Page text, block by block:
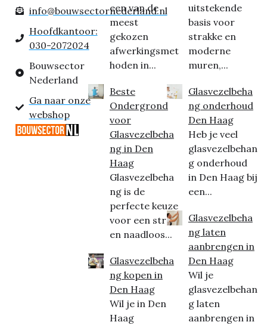
info@bouwsectornederland.nl
Hoofdkantoor:
030-2072024
Bouwsector
Nederland
Ga naar onze
webshop
een van de
meest
gekozen
afwerkingsmet
hoden in...
Beste
Ondergrond
voor
Glasvezelbeha
ng in Den
Haag
Glasvezelbeha
ng is de
perfecte keuze
voor een strak
en naadloos...
Glasvezelbeha
ng kopen in
Den Haag
Wil je in Den
Haag
uitstekende
basis voor
strakke en
moderne
muren,...
Glasvezelbeha
ng onderhoud
Den Haag
Heb je veel
glasvezelbehan
g onderhoud
in Den Haag bij
een...
Glasvezelbeha
ng laten
aanbrengen in
Den Haag
Wil je
glasvezelbehan
g laten
aanbrengen in